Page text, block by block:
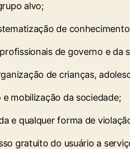
alvo;
de
de governo e da
de crianças,
e mobilização da sociedade;
e qualquer forma de
gratuito do usuário a